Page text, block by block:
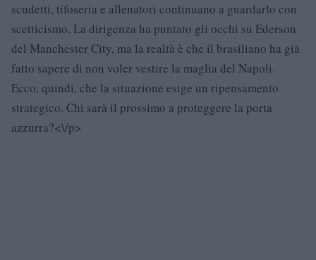
scudetti, tifoseria e allenatori continuano a guardarlo con
scetticismo. La dirigenza ha puntato gli occhi su Ederson
del Manchester City, ma la realtà è che il brasiliano ha già
fatto sapere di non voler vestire la maglia del Napoli.
Ecco, quindi, che la situazione esige un ripensamento
strategico. Chi sarà il prossimo a proteggere la porta
azzurra?<\/p>